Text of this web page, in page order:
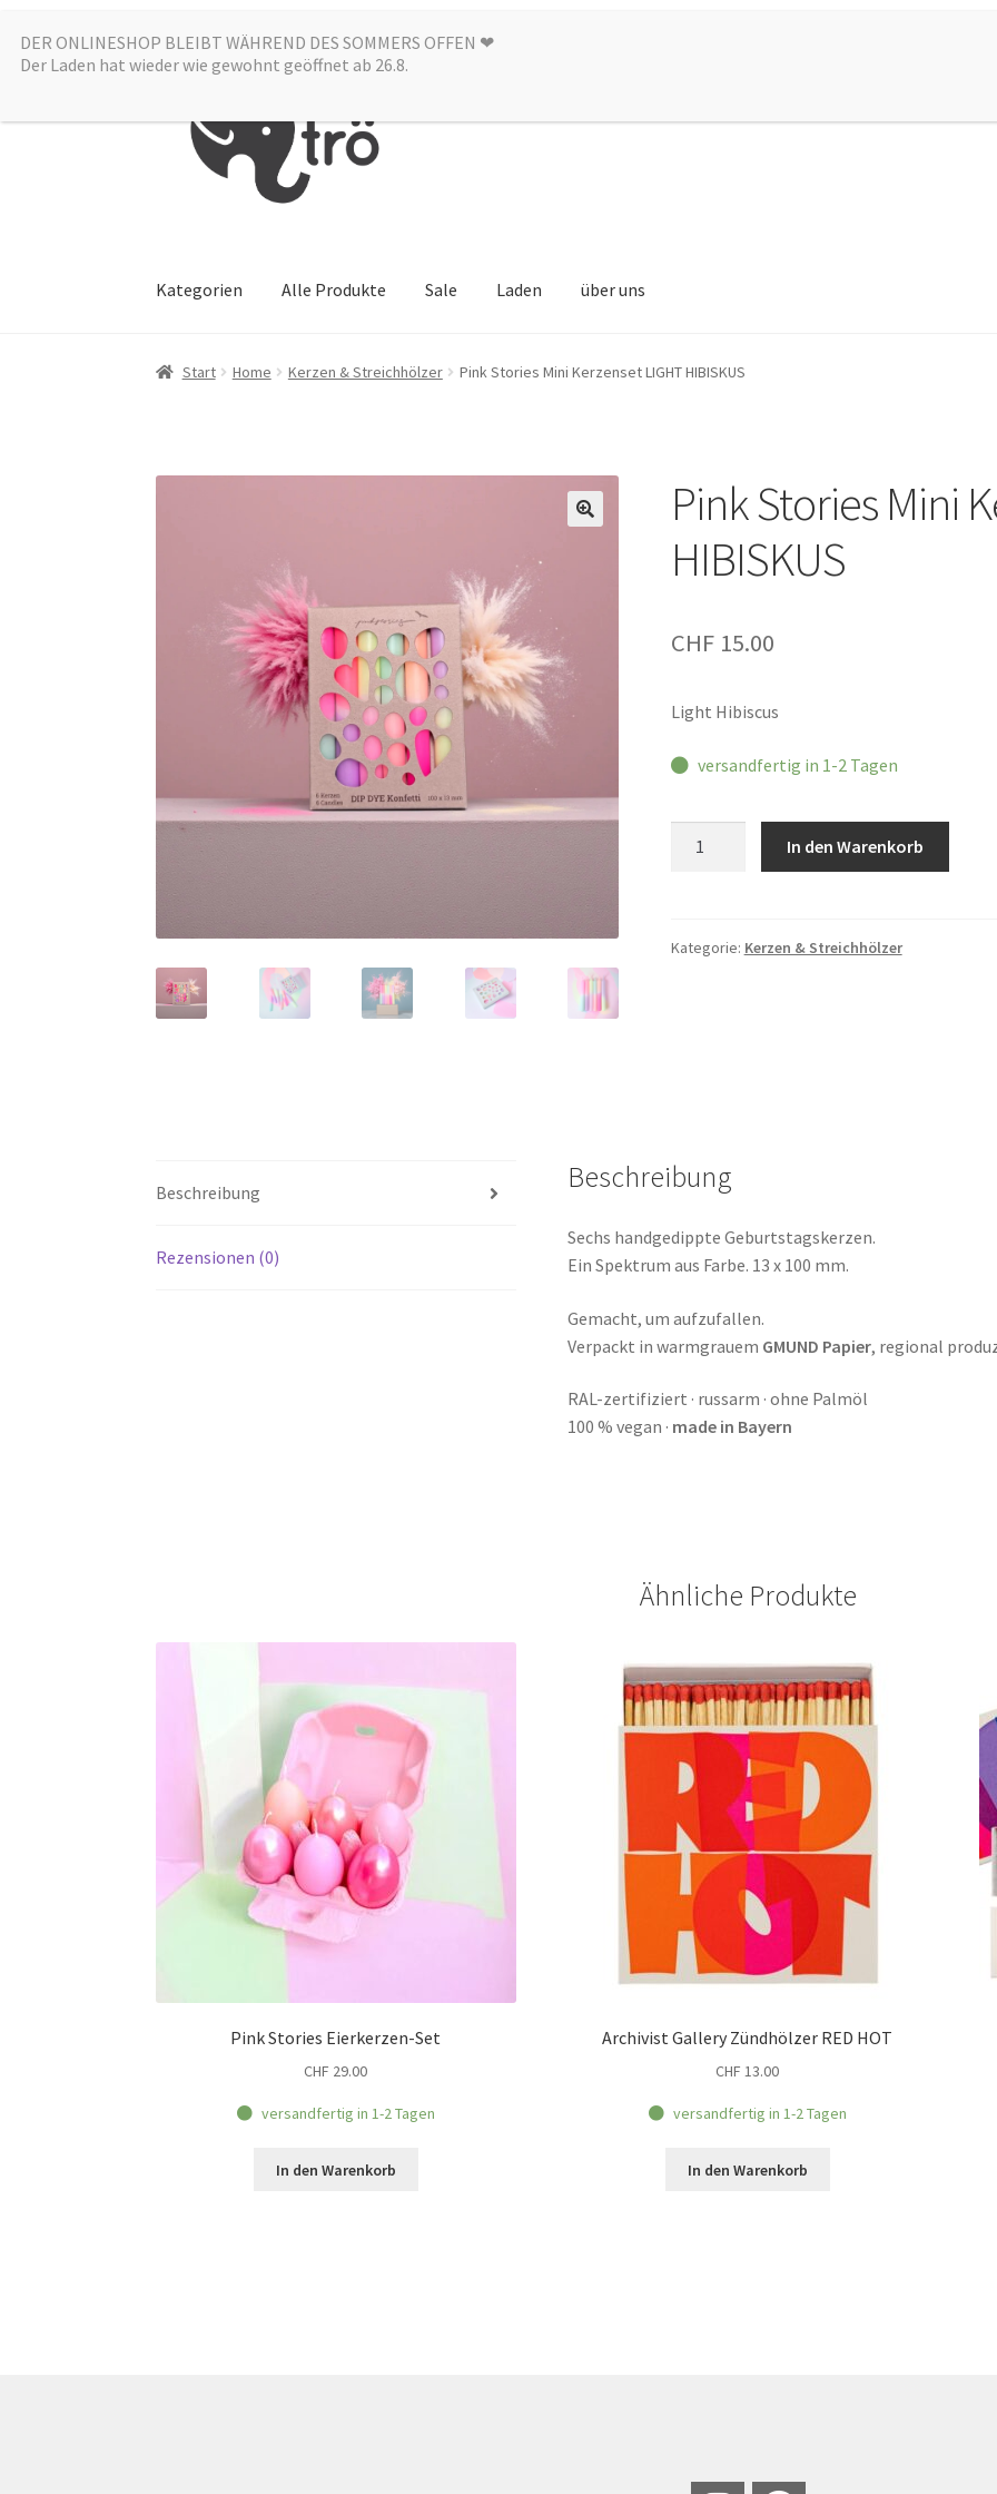
Zur
Zum
Kategorien Alle Produkte Sale Laden über uns
Start Home Kerzen & Streichhölzer Pink Stories Mini Kerzenset LIGHT HIBISKUS
Pink Stories Mini
HIBISKUS
CHF15.00
Light Hibiscus
versandfertig in 1-2 Tagen
LIGHT
In den Warenkorb
Kategorie: Kerzen & Streichhölzer
Beschreibung
Rezensionen (0)
Beschreibung
Sechs handgedippte Geburtstagskerzen.
Ein Spektrum aus Farbe. 13 x 100 mm.
Gemacht, um aufzufallen.
Verpackt in warmgrauem GMUND Papier, regional
RAL-zertifiziert · russarm · ohne Palmöl
100 % vegan · made in Bayern
Ähnliche Produkte
Pink Stories Eierkerzen-Set
CHF 29.00
versandfertig in 1-2 Tagen
In den Warenkorb
Archivist Gallery Zündhölzer RED HOT
CHF 13.00
versandfertig in 1-2 Tagen
In den Warenkorb
DER ONLINESHOP BLEIBT WÄHREND DES SOMMERS OFFEN ❤︎
Der Laden hat wieder wie gewohnt geöffnet ab 26.8.